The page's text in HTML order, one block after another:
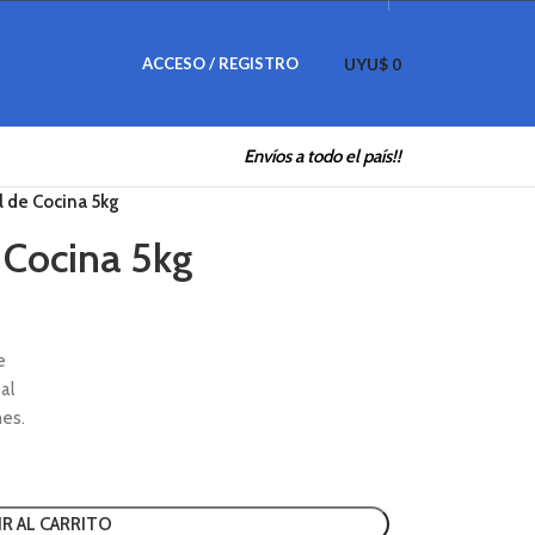
ACCESO / REGISTRO UYU$ 0
Envíos a todo el país!!
Cocina 5kg
5kg
AL CARRITO